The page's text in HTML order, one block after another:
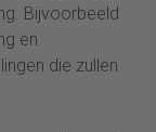
Bijvoorbeeld
en
die zullen